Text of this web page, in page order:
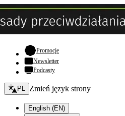
Promocje- otwiera się w nowej karcie
Newsletter
Podcasty
Zmień język - bieżący:
PL Zmień język strony
English (EN)